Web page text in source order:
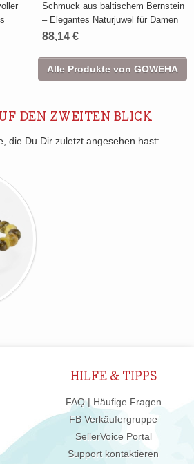
Schmuck aus baltischem Bernstein
– Elegantes Naturjuwel für Damen
88,14 €
Alle Produkte von GOWEHA
DEN ZWEITEN BLICK
die Du Dir zuletzt angesehen hast:
HILFE & TIPPS
FAQ | Häufige Fragen
FB Verkäufergruppe
SellerVoice Portal
Support kontaktieren